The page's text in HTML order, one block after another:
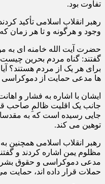
تفاوت بود.
رهبر انقلاب اسلامی تأکید
وجود و هرگونه و تا هر زمان که
حضرت آیت الله خامنه ای به
گفتند: گناه مردم بحرین
برای هر یک از مردم هستند؟
ها مدعی حمایت از دموکراسی
ایشان با اشاره به فشار و
جانب یک اقلیت ظالمِ صاحب
جایی رسیده است که به
توهین می کند.
رهبر انقلاب اسلامی همچنین
مظلوم یمن اشاره کردند و
مدعی دموکراسی و حقوق
حملات قرار داده اند، حمایت